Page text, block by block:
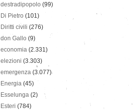
destradipopolo (99)
Di Pietro (101)
Diritti civili (276)
don Gallo (9)
economia (2.331)
elezioni (3.303)
emergenza (3.077)
Energia (45)
Esselunga (2)
Esteri (784)